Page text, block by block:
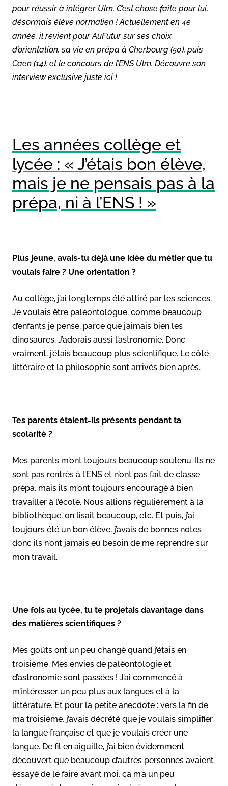
pour réussir à intégrer Ulm. C’est chose faite pour lui,
désormais élève normalien ! Actuellement en 4e
année, il revient pour AuFutur sur ses choix
d’orientation, sa vie en prépa à Cherbourg (50), puis
Caen (14), et le concours de l’ENS Ulm. Découvre son
interview exclusive juste ici !
Les années collège et
lycée : « J’étais bon élève,
mais je ne pensais pas à la
prépa, ni à l’ENS ! »
Plus jeune, avais-tu déjà une idée du métier que tu
voulais faire ? Une orientation ?
Au collège, j’ai longtemps été attiré par les sciences.
Je voulais être paléontologue, comme beaucoup
d’enfants je pense, parce que j’aimais bien les
dinosaures. J’adorais aussi l’astronomie. Donc
vraiment, j’étais beaucoup plus scientifique. Le côté
littéraire et la philosophie sont arrivés bien après.
Tes parents étaient-ils présents pendant ta
scolarité ?
Mes parents m’ont toujours beaucoup soutenu. Ils ne
sont pas rentrés à l’ENS et n’ont pas fait de classe
prépa, mais ils m’ont toujours encouragé à bien
travailler à l’école. Nous allions régulièrement à la
bibliothèque, on lisait beaucoup, etc. Et puis, j’ai
toujours été un bon élève, j’avais de bonnes notes
donc ils n’ont jamais eu besoin de me reprendre sur
mon travail.
Une fois au lycée, tu te projetais davantage dans
des matières scientifiques ?
Mes goûts ont un peu changé quand j’étais en
troisième. Mes envies de paléontologie et
d’astronomie sont passées ! J’ai commencé à
m’intéresser un peu plus aux langues et à la
littérature. Et pour la petite anecdote : vers la fin de
ma troisième, j’avais décrété que je voulais simplifier
la langue française et que je voulais créer une
langue. De fil en aiguille, j’ai bien évidemment
découvert que beaucoup d’autres personnes avaient
essayé de le faire avant moi, ça m’a un peu